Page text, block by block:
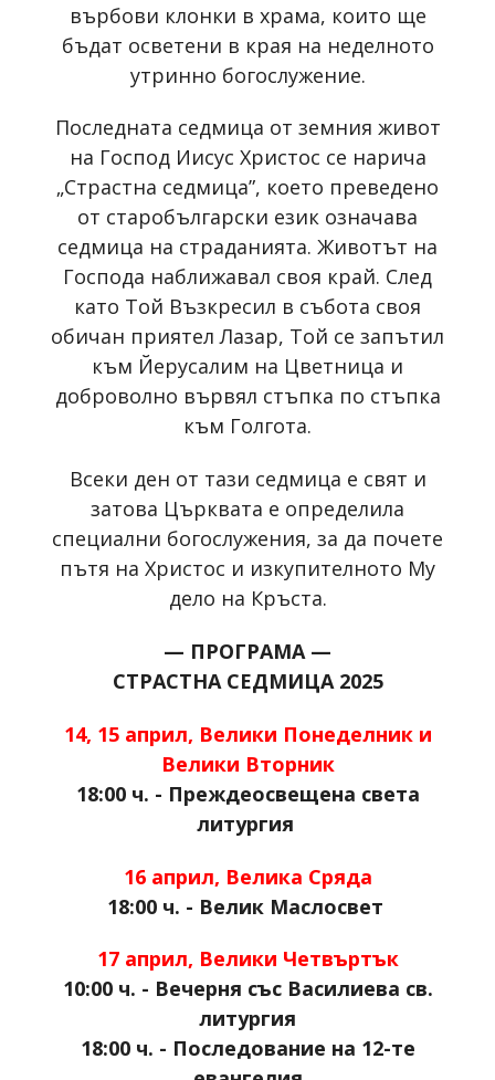
върбови клонки в храма, които ще
бъдат осветени в края на неделното
утринно богослужение.
Последната седмица от земния живот
на Господ Иисус Христос се нарича
„Страстна седмица”, което преведено
от старобългарски език означава
седмица на страданията. Животът на
Господа наближавал своя край. След
като Той Възкресил в събота своя
обичан приятел Лазар, Той се запътил
към Йерусалим на Цветница и
доброволно вървял стъпка по стъпка
към Голгота.
Всеки ден от тази седмица е свят и
затова Църквата е определила
специални богослужения, за да почете
пътя на Христос и изкупителното Му
дело на Кръста.
— ПРОГРАМА —
СТРАСТНА СЕДМИЦА 2025
14, 15 април, Велики Понеделник и
Велики Вторник
18:00 ч. - Преждеосвещена света
литургия
16 април, Велика Сряда
18:00 ч. - Велик Маслосвет
17 април, Велики Четвъртък
10:00 ч. - Вечерня със Василиева св.
литургия
18:00 ч. - Последование на 12-те